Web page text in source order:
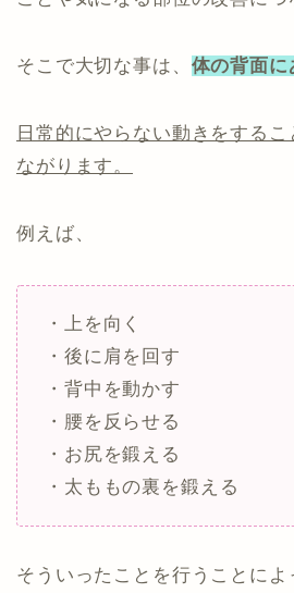
そこで大切な事は、 体の背面に
日常的にやらない動きをする
ながります。
例えば、
・上を向く
・後に肩を回す
・背中を動かす
・腰を反らせる
・お尻を鍛える
・太ももの裏を鍛える
そういったことを行うことによ